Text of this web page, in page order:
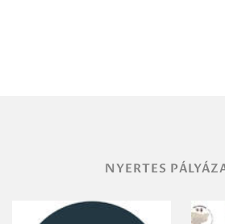
NYERTES